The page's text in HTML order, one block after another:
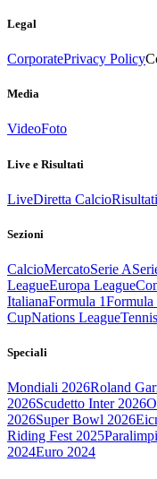
Legal
CorporatePrivacy Policy
Media
VideoFoto
Live e Risultati
LiveDiretta Calcio
Sezioni
CalcioMercatoSerie A
LeagueEuropa League
ItalianaFormula 1Formula
CupNations LeagueTennis
Speciali
Mondiali 2026Roland
2026Scudetto Inter 2026
2026Super Bowl 2026
Riding Fest 2025
2024Euro 2024